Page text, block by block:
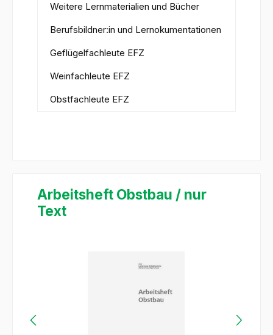
Weitere Lernmaterialien und Bücher
Berufsbildner:in und Lernokumentationen
Geflügelfachleute EFZ
Weinfachleute EFZ
Obstfachleute EFZ
Arbeitsheft Obstbau / nur
Text